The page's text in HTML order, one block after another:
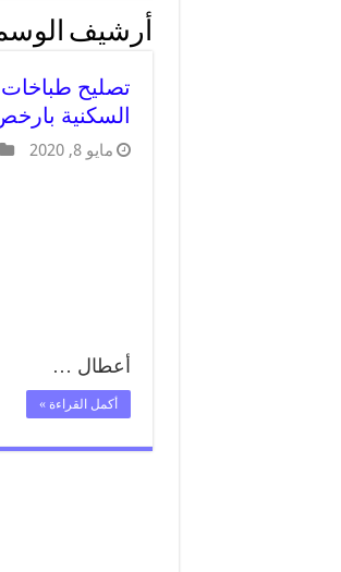
أرشيف
السكنية
مايو 8, 2020
أعطال …
أكمل القراءة »